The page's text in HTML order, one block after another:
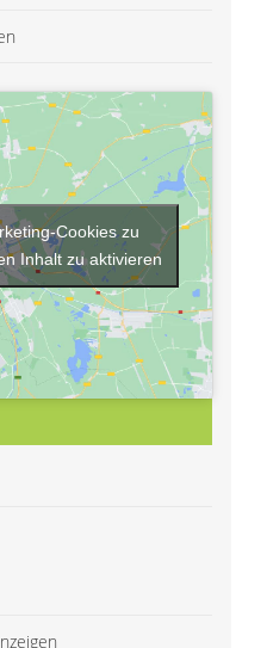
Cookies zu
Inhalt zu aktivieren